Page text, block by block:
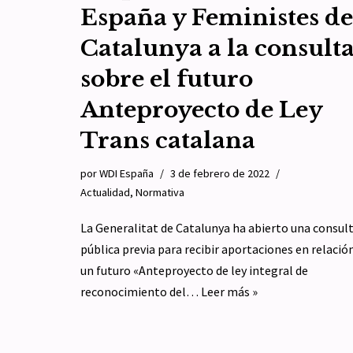
España y Feministes de
Catalunya a la
sobre el futuro
Anteproyecto de Ley
Trans catalana
porWDI España
3 de febrero de 2022
Actualidad, Normativa
La Generalitat de Catalunya ha abierto una
pública previa para recibir aportaciones en
un futuro «Anteproyecto de ley integral de
reconocimiento del… Leer más »